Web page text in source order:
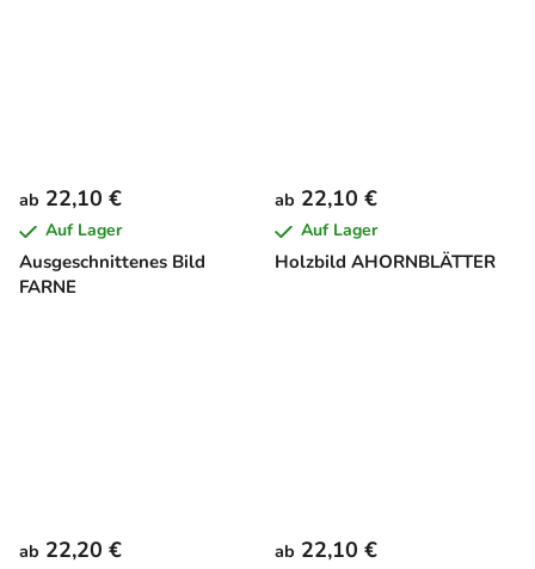
Ausgeschnittenes Bild
FARNE
ab 22,10 €
Auf Lager
Holzbild AHORNBLÄTTER
ab 22,10 €
Auf Lager
ab 22,20 € ab 22,10 €